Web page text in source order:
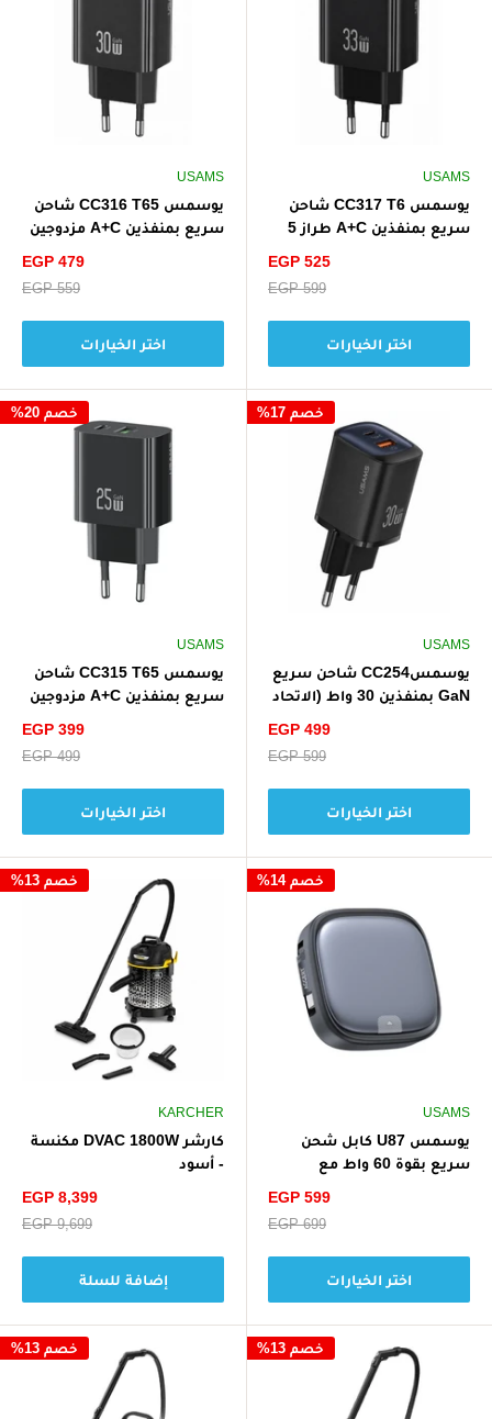
USAMS
يوسمس CC317 T6 شاحن
سريع بمنفذين A+C طراز 5
سعر
EGP 525
سعر
EGP 599
اختر الخيارات
USAMS
يوسمس CC316 T65 شاحن
سريع بمنفذين A+C مزدوجين
سعر
EGP 479
سعر
EGP 559
اختر الخيارات
خصم 17%
USAMS
يوسمسCC254 شاحن سريع
GaN بمنفذين 30 واط (الاتحاد
سعر
EGP 499
سعر
EGP 599
اختر الخيارات
خصم 20%
USAMS
يوسمس CC315 T65 شاحن
سريع بمنفذين A+C مزدوجين
سعر
EGP 399
سعر
EGP 499
اختر الخيارات
خصم 14%
USAMS
يوسمس U87 كابل شحن
سريع بقوة 60 واط مع
سعر
EGP 599
سعر
EGP 699
اختر الخيارات
خصم 13%
KARCHER
كارشر DVAC 1800W مكنسة
- أسود
سعر
EGP 8,399
سعر
EGP 9,699
إضافة للسلة
خصم 13% خصم 13%